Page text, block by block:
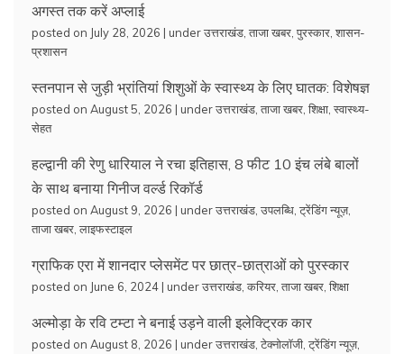
अगस्त तक करें अप्लाई
posted on July 28, 2026 | underउत्तराखंड ताजा खबर पुरस्कार शासन-
प्रशासन
स्तनपान से जुड़ी भ्रांतियां शिशुओं के स्वास्थ्य के लिए घातक: विशेषज्ञ
posted on August 5, 2026 | underउत्तराखंड ताजा खबर शिक्षा स्वास्थ्य-
सेहत
हल्द्वानी की रेणु धारियाल ने रचा इतिहास, 8 फीट 10 इंच लंबे बालों
के साथ बनाया गिनीज वर्ल्ड रिकॉर्ड
posted on August 9, 2026 | underउत्तराखंड उपलब्धि ट्रेंडिंग न्यूज़,
ताजा खबर लाइफस्टाइल
ग्राफिक एरा में शानदार प्लेसमेंट पर छात्र-छात्राओं को पुरस्कार
posted on June 6, 2024 | underउत्तराखंड करियर ताजा खबर शिक्षा
अल्मोड़ा के रवि टम्टा ने बनाई उड़ने वाली इलेक्ट्रिक कार
posted on August 8, 2026 | underउत्तराखंड टेक्नोलॉजी ट्रेंडिंग न्यूज़,